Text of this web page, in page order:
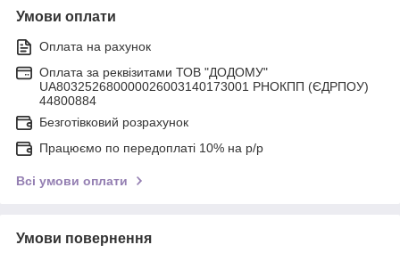
Умови оплати
Оплата на рахунок
Оплата за реквізитами ТОВ "ДОДОМУ"
UA803252680000026003140173001 РНОКПП (ЄДРПОУ)
44800884
Безготівковий розрахунок
Працюємо по передоплаті 10% на р/р
Всі умови оплати
Умови повернення